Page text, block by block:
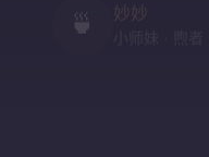
🍵 妙妙